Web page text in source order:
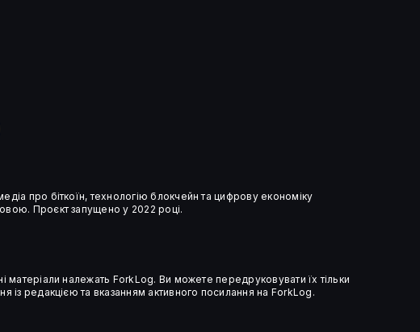
про біткоїн, технологію блокчейн та цифрову економіку
Проєкт запущено у 2022 році.
матеріали належать ForkLog. Ви можете передруковувати їх тільки
із редакцією та вказанням активного посилання на ForkLog.